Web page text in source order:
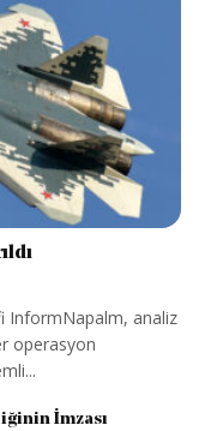
InformNapalm, analiz
operasyon
İmzası